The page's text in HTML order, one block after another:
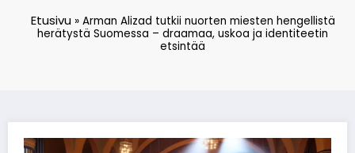
Etusivu» Arman Alizad tutkii nuorten miesten hengellistä
herätystä Suomessa – draamaa, uskoa ja identiteetin
etsintää